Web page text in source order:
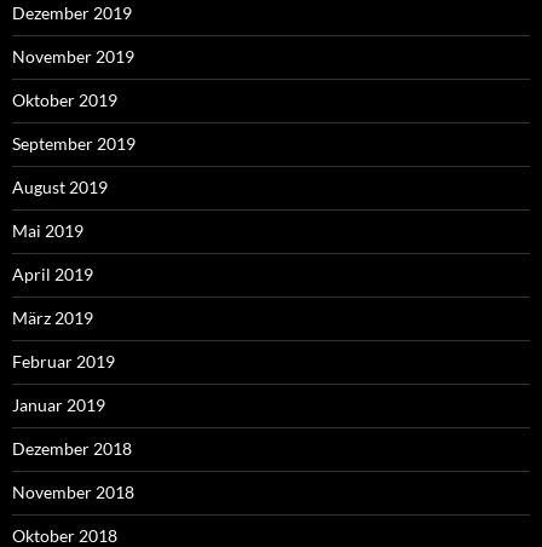
Dezember 2019
November 2019
Oktober 2019
September 2019
August 2019
Mai 2019
April 2019
März 2019
Februar 2019
Januar 2019
Dezember 2018
November 2018
Oktober 2018